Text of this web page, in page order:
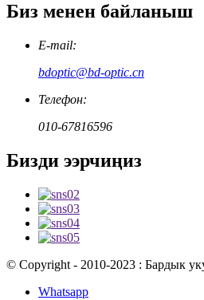
Биз менен байланыш
E-mail:
bdoptic@bd-optic.cn
Телефон:
010-67816596
Бизди ээрчиңиз
© Copyright - 2010-2023 : Бардык
Whatsapp